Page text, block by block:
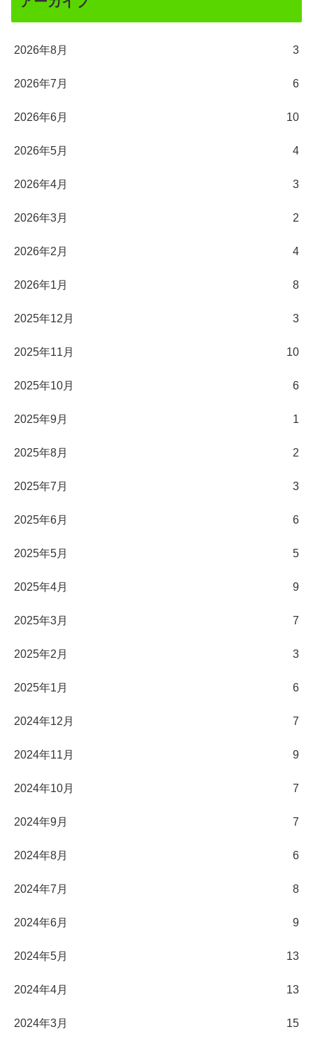
2026年8月 3
2026年7月 6
2026年6月 10
2026年5月 4
2026年4月 3
2026年3月 2
2026年2月 4
2026年1月 8
2025年12月 3
2025年11月 10
2025年10月 6
2025年9月 1
2025年8月 2
2025年7月 3
2025年6月 6
2025年5月 5
2025年4月 9
2025年3月 7
2025年2月 3
2025年1月 6
2024年12月 7
2024年11月 9
2024年10月 7
2024年9月 7
2024年8月 6
2024年7月 8
2024年6月 9
2024年5月 13
2024年4月 13
2024年3月 15